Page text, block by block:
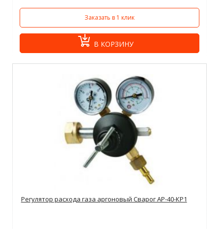
Заказать в 1 клик
В КОРЗИНУ
Регулятор расхода газа аргоновый Сварог АР-40-КР1